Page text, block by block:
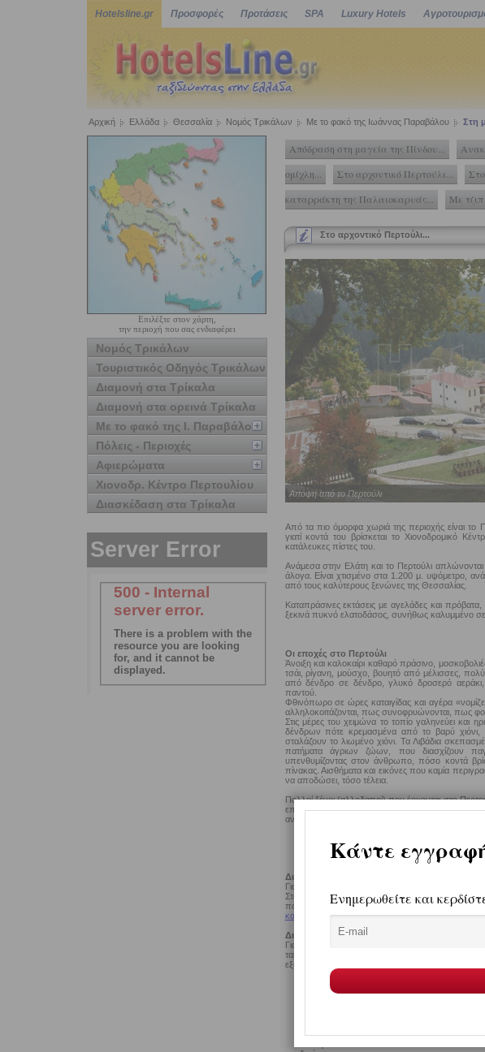
Hotelsline.gr Προσφορές Προτάσεις SPA Luxury Hotels
Αρχική Ελλάδα Θεσσαλία Νομός Τρικάλων Με το φακό της Ιωάννας Παραβάλου Στη
Επιλέξτε στον χάρτη,
την περιοχή που σας ενδιαφέρει
Νομός Τρικάλων
Τουριστικός Οδηγός Τρικάλων
Διαμονή στα Τρίκαλα
Διαμονή στα ορεινά Τρίκαλα
Με το φακό της Ι. Παραβάλου
Πόλεις - Περιοχές
Αφιερώματα
Χιονοδρ. Κέντρο Περτουλίου
Διασκέδαση στα Τρίκαλα
Απόδραση στη μαγεία της Πίνδου...
ομίχλη...
Στο αρχοντικό Περτούλι...
καταρράκτη της Παλαιοκαρυάς...
Με τζιπ
Στο αρχοντικό Περτούλι...
Αποψη από το Περτούλι
Από τα πιο όμορφα χωριά της περιοχής είναι το
γιατί κοντά του βρίσκεται το Χιονοδρομικό
κατάλευκες πίστες του.
Ανάμεσα στην Ελάτη και το Περτούλι
άλογα. Είναι χτισμένο στα 1.200 μ. υψόμετρο,
από τους καλύτερους ξενώνες της Θεσσαλίας.
Καταπράσινες εκτάσεις με αγελάδες και
ξεκινά πυκνό ελατοδάσος, συνήθως καλυμμένο
Οι εποχές στο Περτούλι
Άνοιξη και καλοκαίρι καθαρό πράσινο,
τσάι, ρίγανη, μούσχο, βουητό από μέλισσες,
από δένδρο σε δένδρο, γλυκό δροσερό
παντού.
Φθινόπωρο σε ώρες καταιγίδας και αγέρα
αλληλοκοιτάζονται, πως συνοφρυώνονται, πως
Στις μέρες του χειμώνα το τοπίο γαληνεύει και
δένδρων πότε κρεμασμένα από το βαρύ
σταλάζουν το λιωμένο χιόνι. Τα Λιβάδια
πατήματα άγριων ζώων, που διασχίζουν
υπενθυμίζοντας στον άνθρωπο, πόσο κοντά
πίνακας. Αισθήματα και εικόνες που καμία
να αποδώσει, τόσο τέλεια.
Πολλοί ξένοι (αλλοδαποί) που έρχονται στο
επειδή γνωρίζουν την Ελλάδα μόνο για τα νησιά
ανεξίτηλες εικόνες και μεγάλη Ανάσα Ζωής!
Διαμονή
Για τη διαμονή σας στο Περτούλι, μπορείτε να
Στο Περτούλι υπάρχουν επιχειρήσεις διαμονής
που μπορούν να ικανοποιήσουν κάθε απαίτηση
και καταλύματαμπορείτε να δείτε παρακάτω.
Διασκέδαση
Για την
ταβέρνες, καφέ, κέντρα διασκέδασης,
εξυπηρέτηση και ποικιλία προϊόντων και